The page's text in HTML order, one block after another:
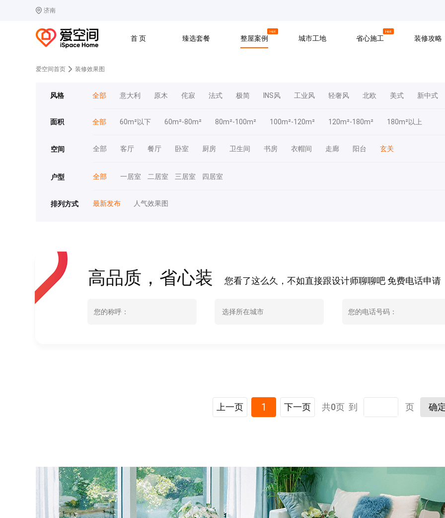
济南
L 廊坊 S 上海
首 页 臻选套餐 整屋案例
Hot
城市工地 省心施工
Hot
装修攻略
爱空间首页 装修效果图
风格 全部 意大利 原木 侘寂 法式 极简 INS风 工业风 轻奢风 北欧 美式 新中式
面积 全部 60m²以下 60m²-80m² 80m²-100m² 100m²-120m² 120m²-180m² 180m²以上
空间 全部 客厅 餐厅 卧室 厨房 卫生间 书房 衣帽间 走廊 阳台 玄关
户型 全部 一居室 二居室 三居室 四居室
排列方式 最新发布 人气效果图
选择所在城市
高品质，省心装 您看了这么久，不如直接跟设计师聊聊吧 免费电话申请
上一页 1 下一页 共0页 到 页 确